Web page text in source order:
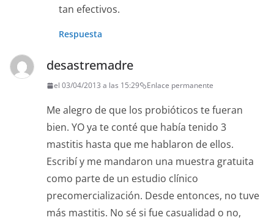
tan efectivos.
Respuesta
desastremadre
el 03/04/2013 a las 15:29 Enlace permanente
Me alegro de que los probióticos te fueran
bien. YO ya te conté que había tenido 3
mastitis hasta que me hablaron de ellos.
Escribí y me mandaron una muestra gratuita
como parte de un estudio clínico
precomercialización. Desde entonces, no tuve
más mastitis. No sé si fue casualidad o no,